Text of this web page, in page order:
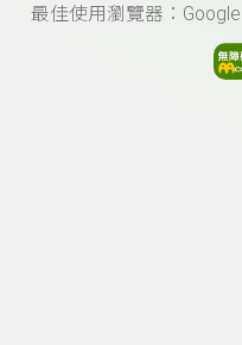
最佳使用瀏覽器：